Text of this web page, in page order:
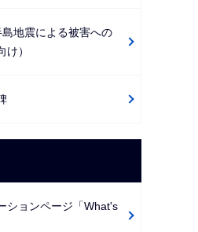
地震による被害への
）
ションページ「What's